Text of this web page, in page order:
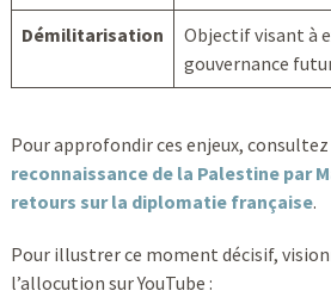
Démilitarisation
Objectif visant à
gouvernance
Pour approfondir ces enjeux, consultez
reconnaissance de la Palestine par
retours sur la diplomatie française.
Pour illustrer ce moment décisif,
l’allocution sur YouTube :